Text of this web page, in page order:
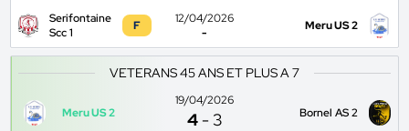
Serifontaine
Scc 1
F
12/04/2026
-
Meru US 2
VETERANS 45 ANS ET PLUS A 7
Meru US 2
19/04/2026
4 - 3 Bornel AS 2